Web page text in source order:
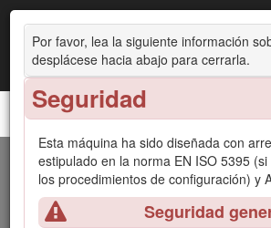
Por favor, lea la siguiente información
desplácese hacia abajo para cerrarla.
Seguridad
Esta máquina ha sido diseñada con
estipulado en la norma EN ISO 5395
los procedimientos de configuración) y
Seguridad
Unidad de tracción
Introducción
Esta máquina es un cortacésped de